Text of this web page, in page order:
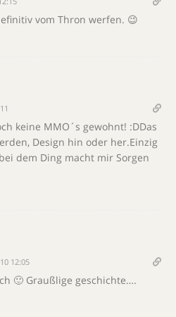
vom Thron werfen. 😉
keine MMO´s gewohnt! :DDas
Design hin oder her.Einzig
dem Ding macht mir Sorgen
12:05
🙂 Graußlige geschichte….